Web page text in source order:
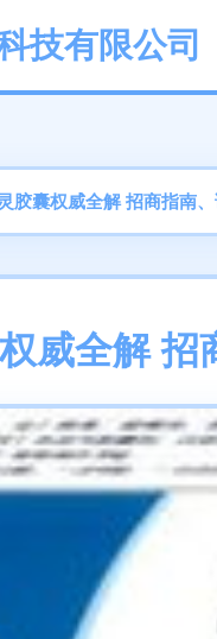
技有限公司
胶囊权威全解 招商指南
威全解 招